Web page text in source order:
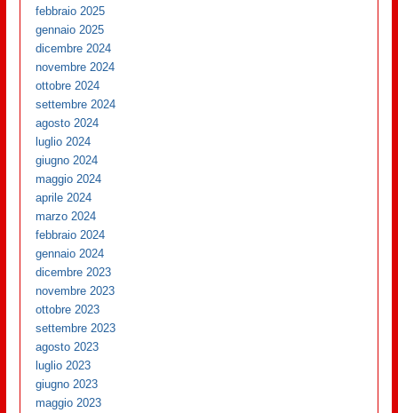
febbraio 2025
gennaio 2025
dicembre 2024
novembre 2024
ottobre 2024
settembre 2024
agosto 2024
luglio 2024
giugno 2024
maggio 2024
aprile 2024
marzo 2024
febbraio 2024
gennaio 2024
dicembre 2023
novembre 2023
ottobre 2023
settembre 2023
agosto 2023
luglio 2023
giugno 2023
maggio 2023